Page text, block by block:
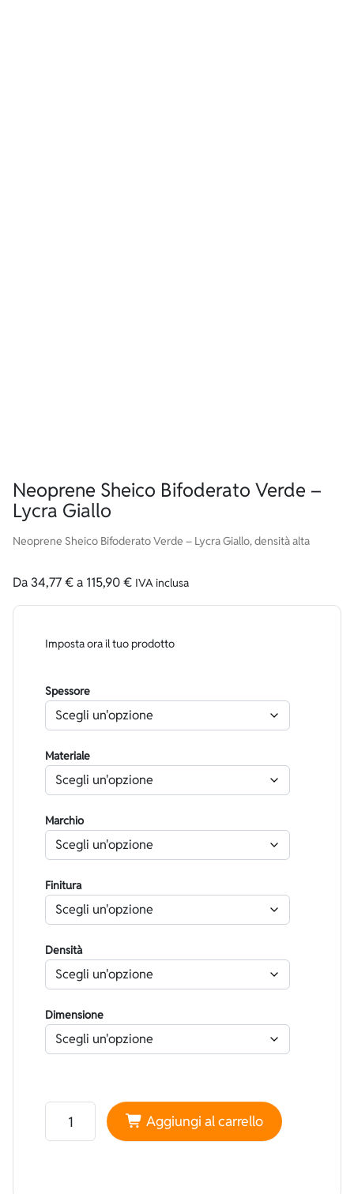
Neoprene Sheico Bifoderato Verde –
Lycra Giallo
Neoprene Sheico Bifoderato Verde – Lycra Giallo, densità alta
Da34,77€a 115,90€ IVA inclusa
Imposta ora il tuo prodotto
Spessore
Materiale
Marchio
Finitura
Densità
Dimensione
Neoprene Sheico Bifoderato Verde - Lycra Giallo
Aggiungi al carrello